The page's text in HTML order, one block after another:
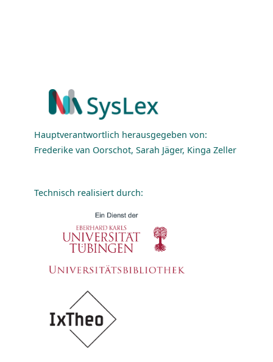
Hauptverantwortlich herausgegeben von:
Frederike van Oorschot, Sarah Jäger, Kinga Zeller
Technisch realisiert durch: